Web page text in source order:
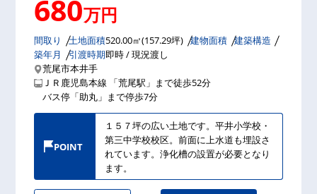
680万円
間取り 土地面積520.00㎡(157.29坪) 建物面積 建築構造
築年月
引渡時期即時 / 現況渡し
荒尾市本井手
ＪＲ鹿児島本線 「荒尾駅」まで徒歩52分
バス停「助丸」まで停歩7分
POINT
１５７坪の広い土地です。平井小学校・
第三中学校校区。前面に上水道も埋設さ
れています。浄化槽の設置が必要となり
ます。